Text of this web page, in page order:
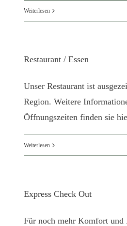
Weiterlesen
Restaurant / Essen
Unser Restaurant ist
Region. Weitere
Öffnungszeiten finden sie
Weiterlesen
Express Check Out
Für noch mehr Komfort